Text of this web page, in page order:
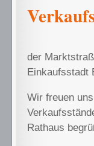
der
Einkaufsstadt
Wir freuen
Rathaus